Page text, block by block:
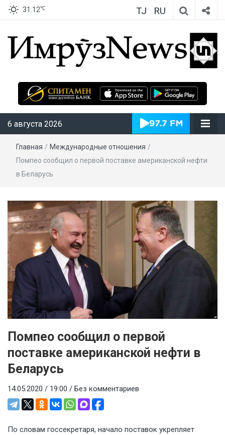
31.12℃ TJ RU
ИмрӯзNews
6 августа 2026
Главная / Международные отношения /
Помпео сообщил о первой поставке американской нефти
в Беларусь
Помпео сообщил о первой
поставке американской нефти в
Беларусь
14.05.2020 / 19:00 / Без комментариев
По словам госсекретаря, начало поставок укрепляет